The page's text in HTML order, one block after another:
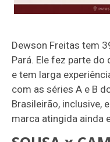
Dewson Freitas tem
Pará. Ele fez parte
e tem larga
com as séries A e B
Brasileirão, inclusive,
marca atingida ainda